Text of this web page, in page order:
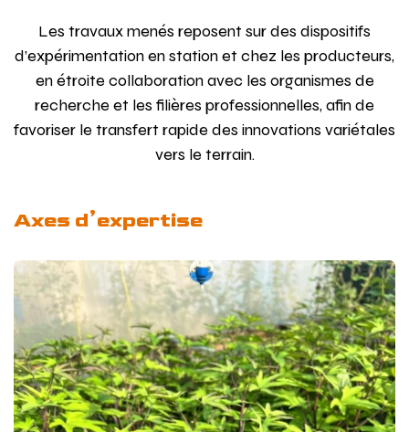
Les travaux menés reposent sur des dispositifs
d’expérimentation en station et chez les producteurs,
en étroite collaboration avec les organismes de
recherche et les filières professionnelles, afin de
favoriser le transfert rapide des innovations variétales
vers le terrain.
Axes d’expertise